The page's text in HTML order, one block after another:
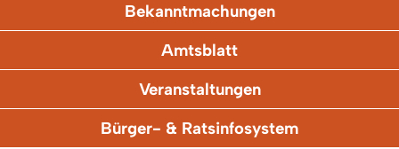
Bekanntmachungen
Amtsblatt
Veranstaltungen
Bürger- & Ratsinfosystem